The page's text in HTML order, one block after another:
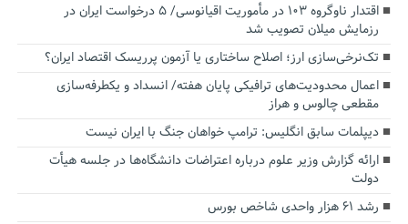
اقتدار ناوگروه ۱۰۳ در مأموریت‌ اقیانوسی/ ۵ درخواست ایران در
رزمایش میلان تصویب شد
تک‌نرخی‌سازی ارز؛ اصلاح ساختاری یا آزمون پرریسک اقتصاد ایران؟
اعمال محدودیت‌های ترافیکی پایان هفته/ انسداد و یکطرفه‌سازی
مقطعی چالوس و هراز
دیپلمات سابق انگلیس:‌ ترامپ خواهان جنگ با ایران نیست
ارائه گزارش وزیر علوم درباره اعتراضات دانشگاه‌ها در جلسه هیأت
دولت
رشد ۶۱ هزار واحدی شاخص بورس